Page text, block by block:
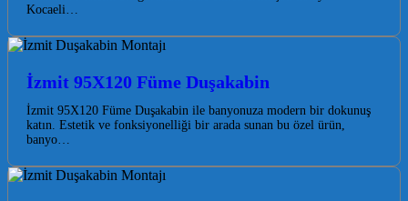
Kocaeli…
İzmit 95X120 Füme Duşakabin
İzmit 95X120 Füme Duşakabin ile banyonuza modern bir dokunuş
katın. Estetik ve fonksiyonelliği bir arada sunan bu özel ürün,
banyo…